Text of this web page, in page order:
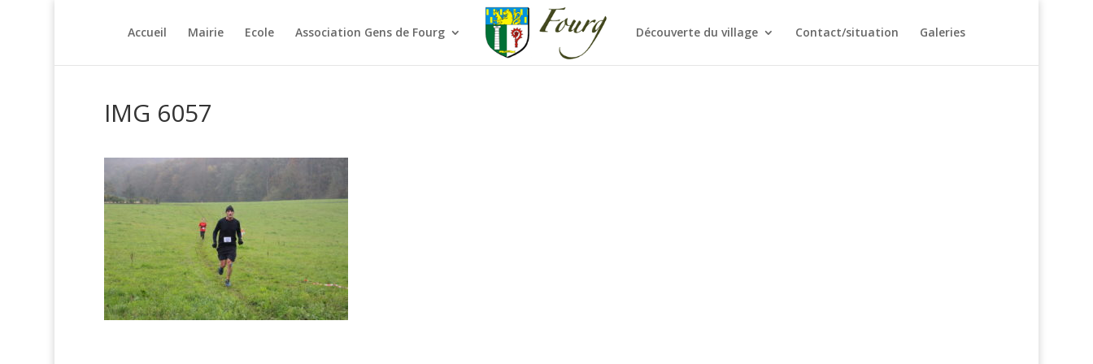
Accueil Mairie Ecole Association Gens de Fourg Découverte du village Contact/situation Galeries
IMG 6057